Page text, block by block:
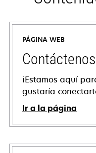
PÁGINA WEB
Contáctenos
¡Estamos aquí
gustaría
Ir a la página